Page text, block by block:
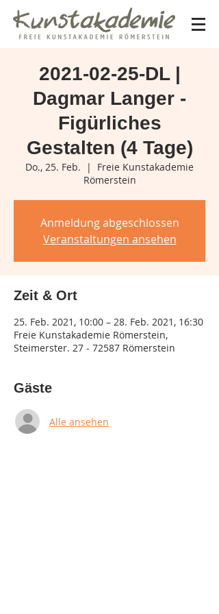
2021-02-25-DL |
Dagmar Langer -
Figürliches
Gestalten (4 Tage)
Do., 25. Feb.
  |
Freie Kunstakademie
Römerstein
Anmeldung abgeschlossen
Veranstaltungen ansehen
Zeit & Ort
25. Feb. 2021, 10:00 – 28. Feb. 2021, 16:30
Freie Kunstakademie Römerstein,
Steimerster. 27 - 72587 Römerstein
Gäste
Alle ansehen